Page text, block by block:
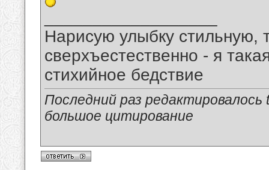
Нарисую улыбку стильную,
сверхъестественно - я
стихийное бедствие
Последний раз
большое цитирование